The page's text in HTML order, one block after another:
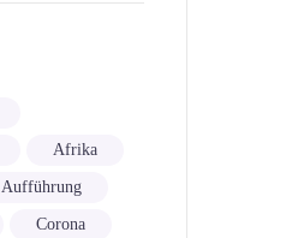
Afrika
Aufführung
Corona